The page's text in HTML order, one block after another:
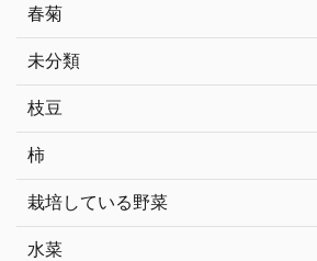
春菊
未分類
枝豆
柿
栽培している野菜
水菜